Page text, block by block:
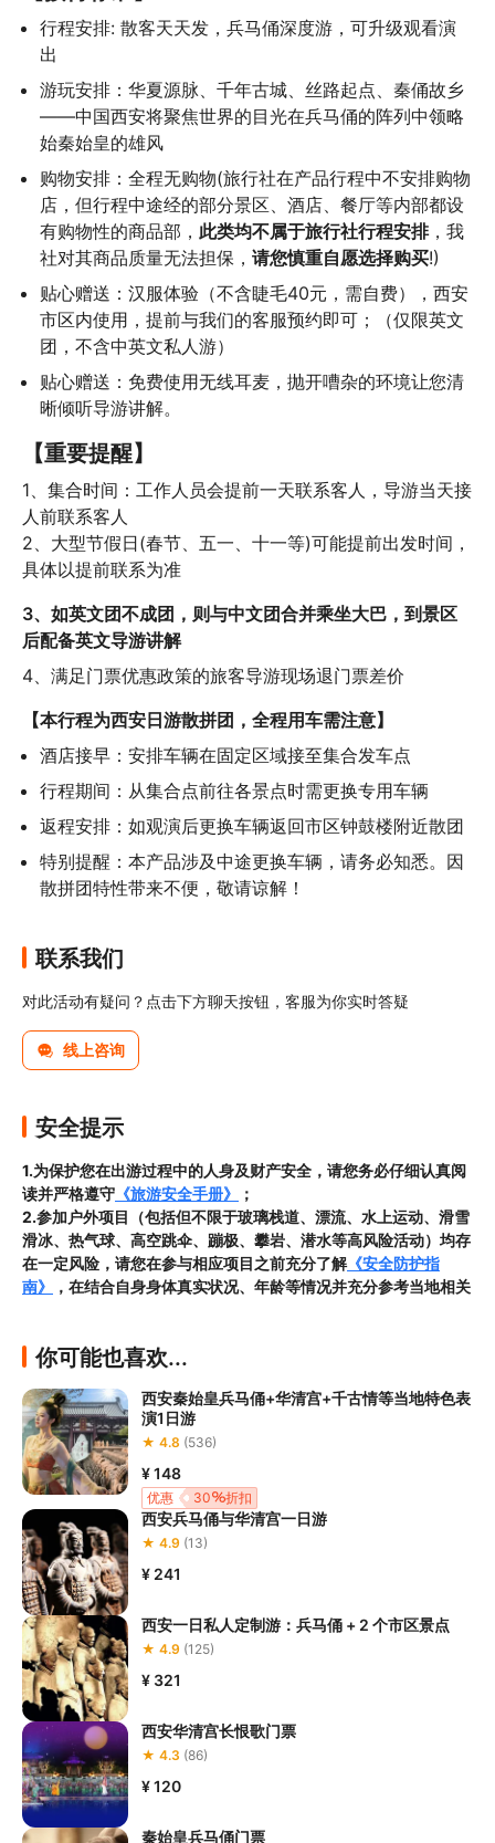
行程安排: 散客天天发，兵马俑深度游，可升级观看演
出
游玩安排：华夏源脉、千年古城、丝路起点、秦俑故乡
——中国西安将聚焦世界的目光在兵马俑的阵列中领略
始秦始皇的雄风
购物安排：全程无购物(旅行社在产品行程中不安排购物
店，但行程中途经的部分景区、酒店、餐厅等内部都设
有购物性的商品部， 此类均不属于旅行社行程安排，我
社对其商品质量无法担保， 请您慎重自愿选择购买!)
贴心赠送：汉服体验（不含睫毛40元，需自费），西安
市区内使用，提前与我们的客服预约即可；（仅限英文
团，不含中英文私人游）
贴心赠送：免费使用无线耳麦，抛开嘈杂的环境让您清
晰倾听导游讲解。
【重要提醒】
1、集合时间：工作人员会提前一天联系客人，导游当天接
人前联系客人
2、大型节假日(春节、五一、十一等)可能提前出发时间，
具体以提前联系为准
3、如英文团不成团，则与中文团合并乘坐大巴，到景区
后配备英文导游讲解
4、满足门票优惠政策的旅客导游现场退门票差价
【本行程为西安日游散拼团，全程用车需注意】
酒店接早：安排车辆在固定区域接至集合发车点
行程期间：从集合点前往各景点时需更换专用车辆
返程安排：如观演后更换车辆返回市区钟鼓楼附近散团
特别提醒：本产品涉及中途更换车辆，请务必知悉。因
散拼团特性带来不便，敬请谅解！
联系我们
对此活动有疑问？点击下方聊天按钮，客服为你实时答疑
线上咨询
安全提示
1.为保护您在出游过程中的人身及财产安全，请您务必仔细认真阅
读并严格遵守 《旅游安全手册》
；
2.参加户外项目（包括但不限于玻璃栈道、漂流、水上运动、滑雪
滑冰、热气球、高空跳伞、蹦极、攀岩、潜水等高风险活动）均存
在一定风险，请您在参与相应项目之前充分了解《安全防护指
南》
，在结合自身身体真实状况、年龄等情况并充分参考当地相关
患者及严重恐高、体质较弱的游客参加本产品内包含的项目，
给旅行社造成损失的，还需对旅行社进行全额赔偿；
4.因本产品内可能包含多个旅游项目，请您在
服工作人员沟通了解本产品内各项目的准入年龄、准入身高及准入
体重等准入要求
，否则预订失败或预订后无法成行的后果由您自行
承担；
5.请您在
参与项目期间全程穿戴好安全护具，避免发生意外事件；
6.若您在项目进行过程中感到任何不适，请及时与工作人员进行沟
通，工作人员将会及时为您提供必要支持。
你可能也喜欢...
西安秦始皇兵马俑+华清宫+千古情等当地特色表
演1日游
★ 4.8 (536)
¥ 148
30 折扣
优惠
西安兵马俑与华清宫一日游
★ 4.9 (13)
¥ 241
西安一日私人定制游：兵马俑 + 2 个市区景点
★ 4.9 (125)
¥ 321
西安华清宫长恨歌门票
★ 4.3 (86)
¥ 120
秦始皇兵马俑门票